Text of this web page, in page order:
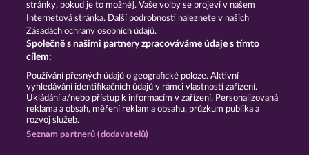
Podmínky Prohlášení o ochraně údajů
Kontakt Společnost Časté dotazy
Podat Žádost o Odstoupení
stránky, pokud je to možné]. Vaše volby se projeví v našem
Internetová stránka. Další podrobnosti naleznete v našich
Zásadách ochrany osobních údajů.
Společně s našimi partnery zpracováváme údaje s tímto
cílem:
Používání přesných údajů o geografické poloze. Aktivní
vyhledávání identifikačních údajů v rámci vlastností zařízení.
Ukládání a/nebo přístup k informacím v zařízení. Personalizovaná
reklama a obsah, měření reklam a obsahu, průzkum publika a
rozvoj služeb.
Seznam partnerů (dodavatelů)